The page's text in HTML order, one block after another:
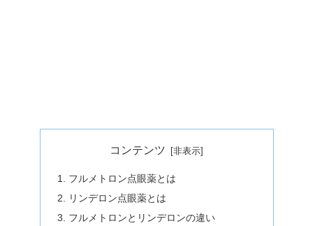
コンテンツ
フルメトロン点眼薬とは
リンデロン点眼薬とは
フルメトロンとリンデロンの違い